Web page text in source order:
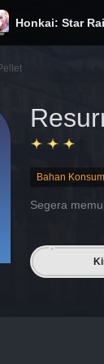
Honkai: Star
Bahan
Segera